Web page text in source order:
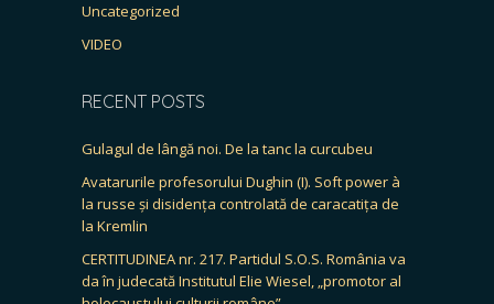
Uncategorized
VIDEO
RECENT POSTS
Gulagul de lângă noi. De la tanc la curcubeu
Avatarurile profesorului Dughin (I). Soft power à
la russe și disidența controlată de caracatița de
la Kremlin
CERTITUDINEA nr. 217. Partidul S.O.S. România va
da în judecată Institutul Elie Wiesel, „promotor al